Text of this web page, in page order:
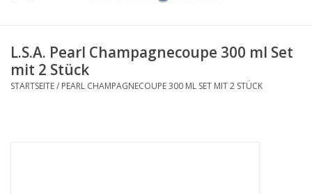
Karaffen
Glasgravur fur karaffe und
L.S.A. Pearl Champagnecoupe 300 ml Set
mit 2 Stück
STARTSEITE/ PEARL CHAMPAGNECOUPE 300 ML SET MIT 2 STÜCK